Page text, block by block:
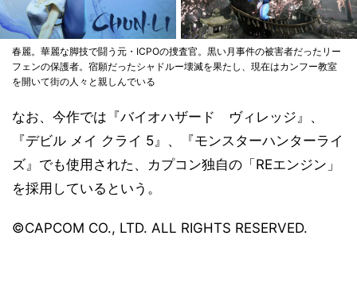
春麗。華麗な脚技で闘う元・ICPOの捜査官。黒い月事件の被害者だったリー
フェンの保護者。宿願だったシャドルー壊滅を果たし、現在はカンフー教室
を開いて街の人々と親しんでいる
なお、今作では『バイオハザード ヴィレッジ』、
『デビル メイ クライ 5』、『モンスターハンターライ
ズ』でも使用された、カプコン独自の「REエンジン」
を採用しているという。
©CAPCOM CO., LTD. ALL RIGHTS RESERVED.